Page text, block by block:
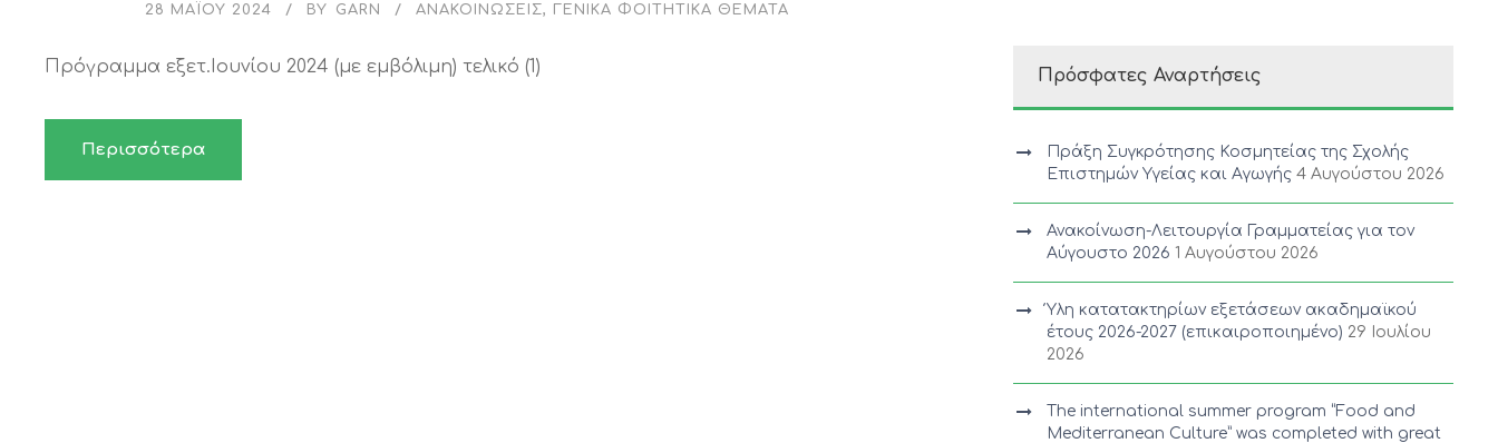
28 ΜΑΪ́ΟΥ 2024 BY GARN ΑΝΑΚΟΙΝΏΣΕΙΣ, ΓΕΝΙΚΆ ΦΟΙΤΗΤΙΚΆ ΘΈΜΑΤΑ
Πρόγραμμα εξετ.Ιουνίου 2024 (με εμβόλιμη) τελικό (1)
Περισσότερα
Πρόσφατες Αναρτήσεις
Πράξη Συγκρότησης Κοσμητείας της Σχολής
Επιστημών Υγείας και Αγωγής 4 Αυγούστου 2026
Ανακοίνωση-Λειτουργία Γραμματείας για τον
Αύγουστο 2026 1 Αυγούστου 2026
Ύλη κατατακτηρίων εξετάσεων ακαδημαϊκού
έτους 2026-2027 (επικαιροποιημένο) 29 Ιουλίου
2026
The international summer program “Food and
Mediterranean Culture” was completed with great